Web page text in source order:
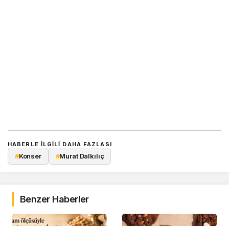
HABERLE ILGILI DAHA FAZLASI
#Konser #Murat Dalkılıç
Benzer Haberler